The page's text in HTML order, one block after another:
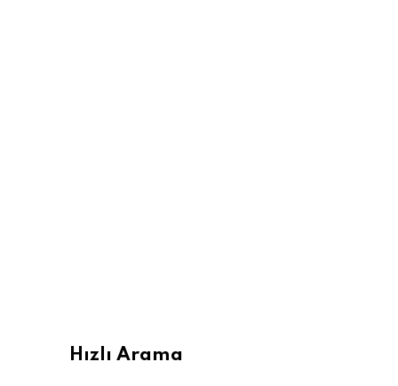
Hızlı Arama